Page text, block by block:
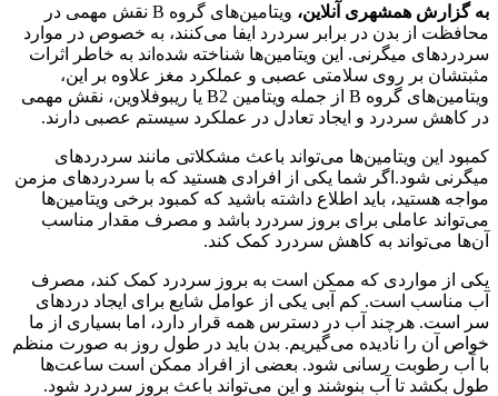
به گزارش همشهری آنلاین،
ویتامین‌های گروه B نقش مهمی در
محافظت از بدن در برابر سردرد ایفا می‌کنند، به خصوص در موارد
سردردهای میگرنی. این ویتامین‌ها شناخته شده‌اند به خاطر اثرات
مثبتشان بر روی سلامتی عصبی و عملکرد مغز علاوه بر این،
ویتامین‌های گروه B از جمله ویتامین B2 یا ریبوفلاوین، نقش مهمی
در کاهش سردرد و ایجاد تعادل در عملکرد سیستم عصبی دارند.
کمبود این ویتامین‌ها می‌تواند باعث مشکلاتی مانند سردردهای
میگرنی شود.اگر شما یکی از افرادی هستید که با سردردهای مزمن
مواجه هستید، باید اطلاع داشته باشید که کمبود برخی ویتامین‌ها
می‌تواند عاملی برای بروز سردرد باشد و مصرف مقدار مناسب
آن‌ها می‌تواند به کاهش سردرد کمک کند.
یکی از مواردی که ممکن است به بروز سردرد کمک کند، مصرف
آب مناسب است. کم آبی یکی از عوامل شایع برای ایجاد دردهای
سر است. هرچند آب در دسترس همه قرار دارد، اما بسیاری از ما
خواص آن را نادیده می‌گیریم. بدن باید در طول روز به صورت منظم
با آب رطوبت رسانی شود. بعضی از افراد ممکن است ساعت‌ها
طول بکشد تا آب بنوشند و این می‌تواند باعث بروز سردرد شود.